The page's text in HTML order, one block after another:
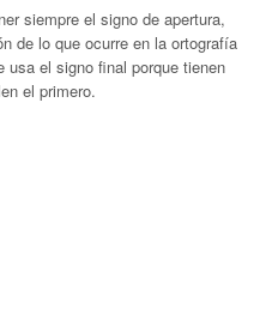
siempre el signo de apertura,
de lo que ocurre en la ortografía
el signo final porque tienen
el primero.